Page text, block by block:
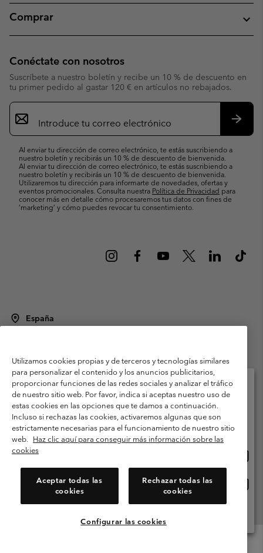
Comprar
Conéctate con nosotros
Suscríbete a nuestro boletín y recibe un 10 % de descuento en
tu primer pedido al gastar 120 € en artículos no rebajados.
Suscripción
de
correo
Al enviar tu dirección de correo electrónico, te estás suscribiendo a
nuestro boletín y recibirás un 10 % de descuento de bienvenida.
Al enviar tu dirección de correo electrónico, te estás suscribiendo a
nuestro boletín y recibirás un 10 % de descuento de bienvenida.
Utilizaremos tu dirección para informarte de novedades, ofertas y
eventos promocionales. Consulta nuestra Política de Privacidad para
conocer más en detalle cómo procesaremos tus datos con fines de
’marketing’ y cómo puedes revocar tu consentimiento.
España
Condiciones de uso
Terminos de Venta
Garantía
Política de Privacidad
Términos y condiciones del programa de miembros
Términos De Uso Del Contenido Generado Por Los Usuarios
Impressum
Cookies Public CBCR
Servicio al cliente: Lu. - Vi. de 9:00 a 13:00 y de 14:00 a 18:00
Utilizamos cookies propias y de terceros y tecnologías similares
para personalizar el contenido y los anuncios publicitarios,
proporcionar funciones de las redes sociales y analizar el tráfico
de nuestro sitio web. Por favor, indica si aceptas nuestro uso de
estas cookies en las opciones que te damos a continuación.
Incluso si rechazas las cookies, activaremos algunas que son
estrictamente necesarias para el funcionamiento de nuestro sitio
web. Haz clic aquí para conseguir más información sobre las
cookies
Aceptar todas las
cookies
Rechazar todas las
cookies
Configurar las cookies
Selecciona tu país e idioma envío
Compras en línea disponibles
línea
España
Ver Todos Los Países